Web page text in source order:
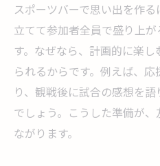
方法
大型スクリーンが魅力
スポーツバーで大
を体感
臨場感あふれるス
活用術
スポーツバーで思い出を作
立てて参加者全員で盛り上
す。なぜなら、計画的に楽
られるからです。例えば、
り、観戦後に試合の感想を
でしょう。こうした準備が
ながります。